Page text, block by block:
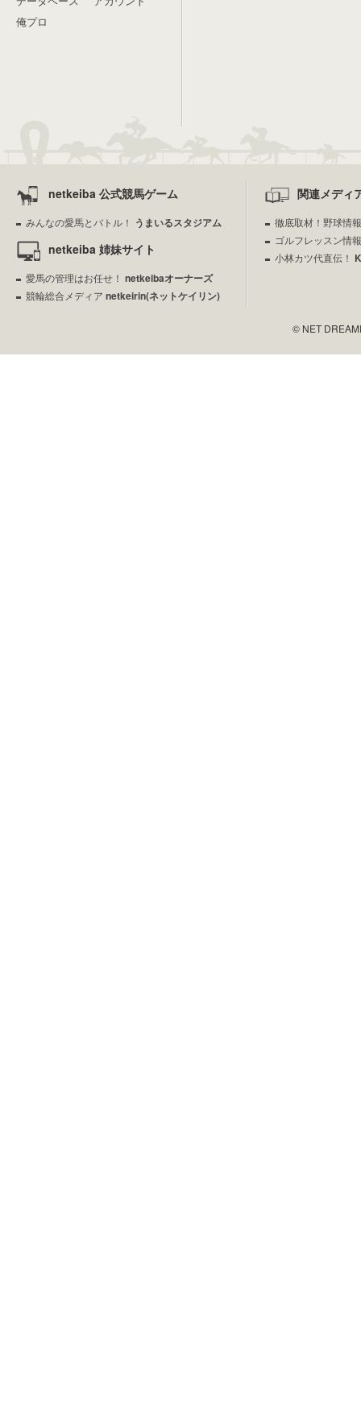
俺プロ
netkeiba 公式競馬ゲーム
みんなの愛馬とバトル！ うまいるスタジアム
netkeiba 姉妹サイト
愛馬の管理はお任せ！ netkeibaオーナーズ
競輪総合メディア netkeirin(ネットケイリン)
関連メディ
徹底取材！野球情
ゴルフレッスン情
小林カツ代直伝！
© NET